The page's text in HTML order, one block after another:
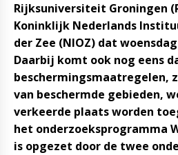
Rijksuniversiteit Groningen
Koninklijk Nederlands
der Zee (NIOZ) dat
Daarbij komt ook nog eens
beschermingsmaatregelen,
van beschermde gebieden,
verkeerde plaats worden
het onderzoeksprogramma
is opgezet door de twee